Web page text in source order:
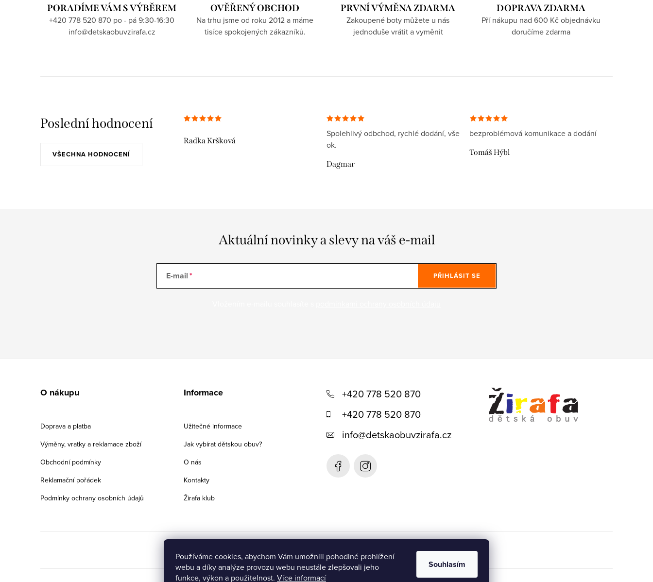
Používáme cookies, abychom Vám umožnili pohodlné prohlížení
webu a díky analýze provozu webu neustále zlepšovali jeho
funkce, výkon a použitelnost. Více informací
Souhlasím
PORADÍME VÁM S VÝBĚREM
+420 778 520 870 po - pá 9:30-16:30
info@detskaobuvzirafa.cz
OVĚŘENÝ OBCHOD
Na trhu jsme od roku 2012 a máme
tisíce spokojených zákazníků.
PRVNÍ VÝMĚNA ZDARMA
Zakoupené boty můžete u nás
jednoduše vrátit a vyměnit
DOPRAVA ZDARMA
Pří nákupu nad 600 Kč objednávku
doručíme zdarma
Poslední hodnocení
VŠECHNA HODNOCENÍ
Radka Kršková
Spolehlivý odbchod, rychlé dodání, vše
ok.
Dagmar
bezproblémová komunikace a dodání
Tomáš Hýbl
Aktuální novinky a slevy na váš e-mail
E-mail PŘIHLÁSIT SE
O nákupu
Doprava a platba
Výměny, vratky a reklamace zboží
Obchodní podmínky
Reklamační pořádek
Podmínky ochrany osobních údajů
Informace
Užitečné informace
Jak vybírat dětskou obuv?
O nás
Kontakty
Žirafa klub
+420 778 520 870
+420 778 520 870
info@detskaobuvzirafa.cz